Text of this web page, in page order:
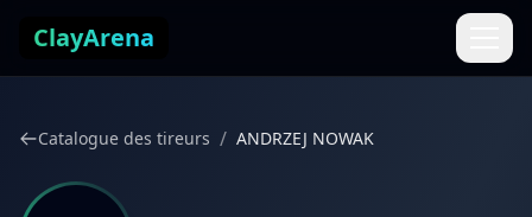
ClayArena
Catalogue des tireurs / ANDRZEJ NOWAK